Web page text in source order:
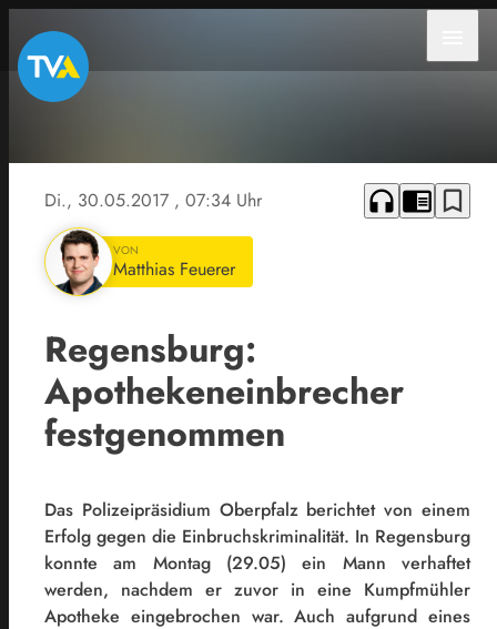
Di., 30.05.2017 , 07:34 Uhr headphones chrome_reader_mode bookmark_border
VON
Matthias Feuerer
Regensburg:
Apothekeneinbrecher
festgenommen
Das Polizeipräsidium Oberpfalz berichtet von einem
Erfolg gegen die Einbruchskriminalität. In Regensburg
konnte am Montag (29.05) ein Mann verhaftet
werden, nachdem er zuvor in eine Kumpfmühler
Apotheke eingebrochen war. Auch aufgrund eines